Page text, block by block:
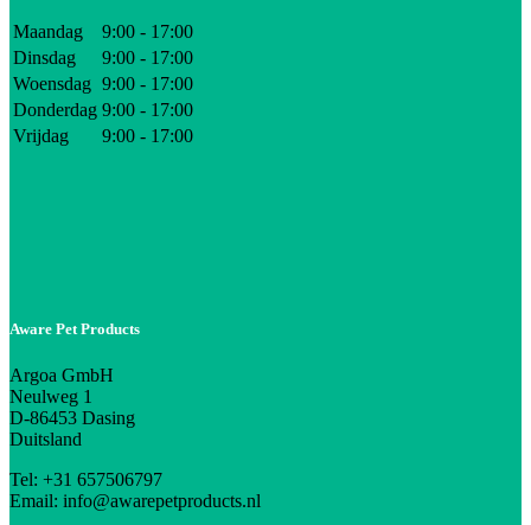
Maandag
9:00 - 17:00
Dinsdag
9:00 - 17:00
Woensdag 9:00 - 17:00
Donderdag 9:00 - 17:00
Vrijdag
9:00 - 17:00
Aware Pet Products
Argoa GmbH
Neulweg 1
D-86453 Dasing
Duitsland
Tel: +31 657506797
Email: info@awarepetproducts.nl